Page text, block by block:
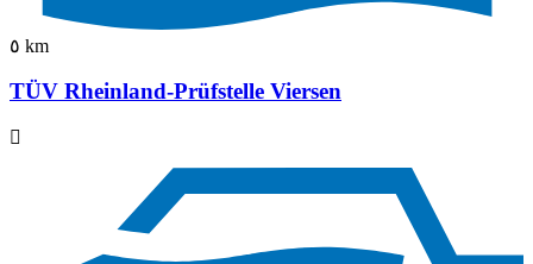
٥ km
TÜV Rheinland-Prüfstelle Viersen